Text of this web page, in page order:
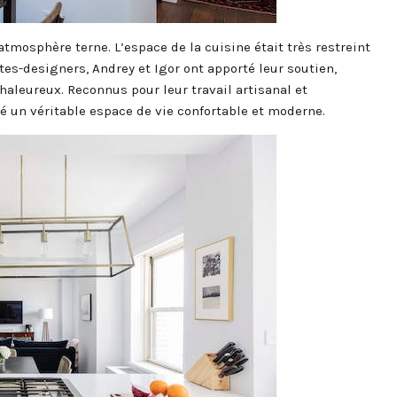
terne. L’espace de la cuisine était très restreint
designers, Andrey et Igor ont apporté leur soutien,
Reconnus pour leur travail artisanal et
véritable espace de vie confortable et moderne.